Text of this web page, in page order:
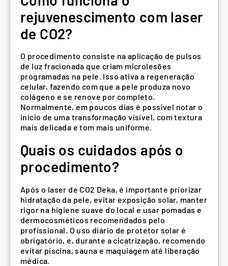
rejuvenescimento com laser
de CO2?
O procedimento consiste na aplicação de pulsos
de luz fracionada que criam microlesões
programadas na pele. Isso ativa a regeneração
celular, fazendo com que a pele produza novo
colágeno e se renove por completo.
Normalmente, em poucos dias é possível notar o
início de uma transformação visível, com textura
mais delicada e tom mais uniforme.
Quais os cuidados após o
procedimento?
Após o laser de CO2 Deka, é importante priorizar
hidratação da pele, evitar exposição solar, manter
rigor na higiene suave do local e usar pomadas e
dermocosméticos recomendados pelo
profissional. O uso diário de protetor solar é
obrigatório, e, durante a cicatrização, recomendo
evitar piscina, sauna e maquiagem até liberação
médica.